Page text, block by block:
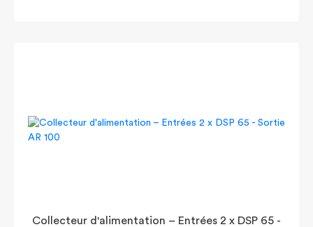
Collecteur d'alimentation – Entrées 2 x DSP 65 -